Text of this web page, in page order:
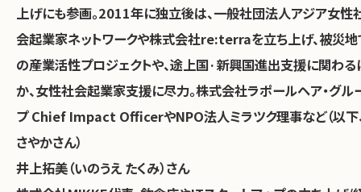
上げにも参画。2011年に独立後は、一般社団法人アジア女性
会起業家ネットワークや株式会社re:terraを立ち上げ、被災地
の産業活性プロジェクトや、途上国·新興国進出支援に関わる
か、女性社会起業家支援に尽力。株式会社ラポールヘア・グル
プ Chief Impact OfficerやNPO法人ミラツク理事など（以下
さやかさん）
井上拓美（いのうえ たくみ）さん